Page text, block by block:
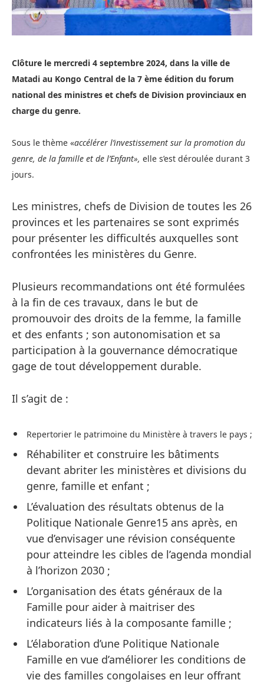
Clôture le mercredi 4 septembre 2024, dans la ville de
Matadi au Kongo Central de la 7 ème édition du forum
national des ministres et chefs de Division provinciaux en
charge du genre.
Sous le thème «accélérer l’investissement sur la promotion du
genre, de la famille et de l’Enfant», elle s’est déroulée durant 3
jours.
Les ministres, chefs de Division de toutes les 26
provinces et les partenaires se sont exprimés
pour présenter les difficultés auxquelles sont
confrontées les ministères du Genre.
Plusieurs recommandations ont été formulées
à la fin de ces travaux, dans le but de
promouvoir des droits de la femme, la famille
et des enfants ; son autonomisation et sa
participation à la gouvernance démocratique
gage de tout développement durable.
Il s’agit de :
Repertorier le patrimoine du Ministère à travers le pays ;
Réhabiliter et construire les bâtiments
devant abriter les ministères et divisions du
genre, famille et enfant ;
L’évaluation des résultats obtenus de la
Politique Nationale Genre15 ans après, en
vue d’envisager une révision conséquente
pour atteindre les cibles de l’agenda mondial
à l’horizon 2030 ;
L’organisation des états généraux de la
Famille pour aider à maitriser des
indicateurs liés à la composante famille ;
L’élaboration d’une Politique Nationale
Famille en vue d’améliorer les conditions de
vie des familles congolaises en leur offrant